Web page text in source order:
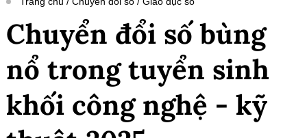
Chuyển đổi số bùng
nổ trong tuyển sinh
khối công nghệ - kỹ